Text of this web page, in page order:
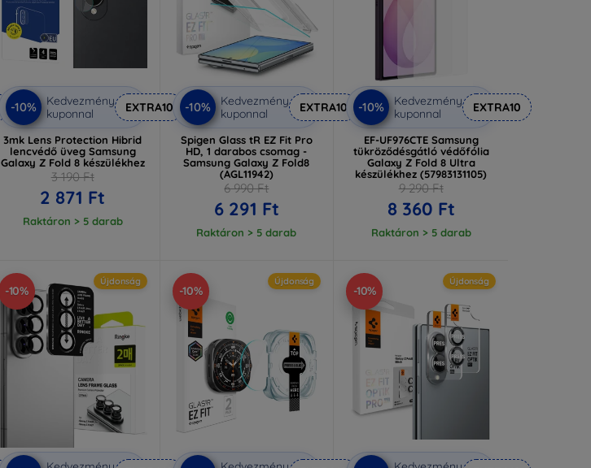
-10%
Kedvezmény
kuponnal
EXTRA10
3mk Lens Protection Hibrid
lencvédő üveg Samsung
Galaxy Z Fold 8 készülékhez
3 190 Ft
2 871 Ft
Raktáron > 5 darab
-10%
Kedvezmény
kuponnal
EXTRA10
Spigen Glass tR EZ Fit Pro
HD, 1 darabos csomag -
Samsung Galaxy Z Fold8
(AGL11942)
6 990 Ft
6 291 Ft
Raktáron > 5 darab
-10%
Kedvezmény
kuponnal
EXTRA10
EF-UF976CTE Samsung
tükröződésgátló védőfólia
Galaxy Z Fold 8 Ultra
készülékhez (57983131105)
9 290 Ft
8 360 Ft
Raktáron > 5 darab
-10%
Újdonság
-10%
Újdonság
-10%
Újdonság